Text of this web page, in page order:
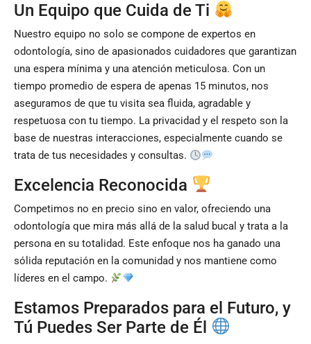
Un Equipo que Cuida de Ti
Nuestro equipo no solo se compone de expertos en
odontología, sino de apasionados cuidadores que garantizan
una espera mínima y una atención meticulosa. Con un
tiempo promedio de espera de apenas 15 minutos, nos
aseguramos de que tu visita sea fluida, agradable y
respetuosa con tu tiempo. La privacidad y el respeto son la
base de nuestras interacciones, especialmente cuando se
trata de tus necesidades y consultas.
Excelencia Reconocida
Competimos no en precio sino en valor, ofreciendo una
odontología que mira más allá de la salud bucal y trata a la
persona en su totalidad. Este enfoque nos ha ganado una
sólida reputación en la comunidad y nos mantiene como
líderes en el campo.
Estamos Preparados para el Futuro, y
Tú Puedes Ser Parte de Él